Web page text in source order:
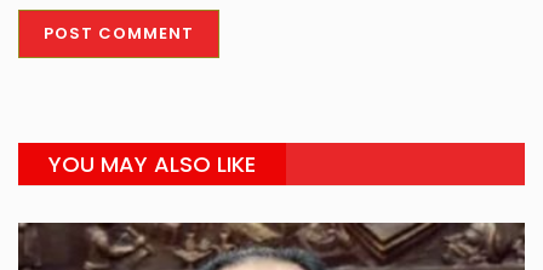
YOU MAY ALSO LIKE